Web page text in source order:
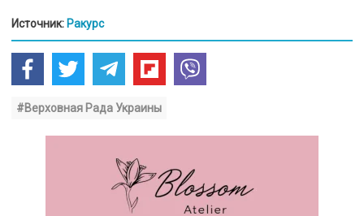
Источник: Ракурс
#Верховная Рада Украины